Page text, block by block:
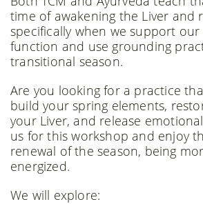
time of awakening the Liver and
specifically when we support our
function and use grounding
transitional season.
Are you looking for a practice
build your spring elements,
your Liver, and release
us for this workshop and enjoy
renewal of the season, being
energized.
We will explore: